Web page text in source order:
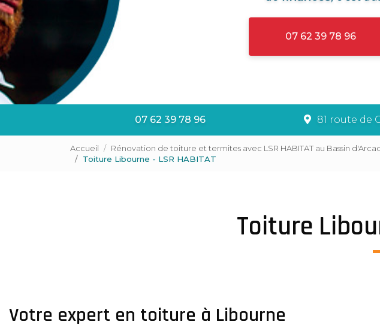
07 62 39 78 96
07 62 39 78 96 81 route de
Accueil Rénovation de toiture et termites avec LSR HABITAT au Bassin
Toiture Libourne - LSR HABITAT
Toiture
Votre expert en toiture à Libourne